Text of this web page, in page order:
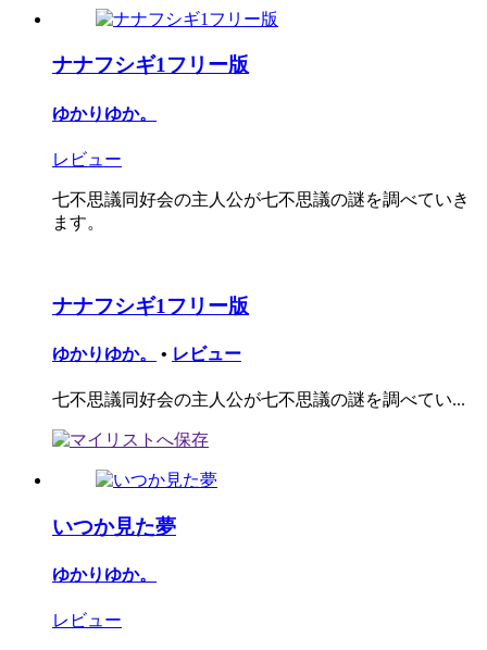
ナナフシギ1フリー版
ゆかりゆか。
レビュー
七不思議同好会の主人公が七不思議の謎を調べていき
ます。
ナナフシギ1フリー版
ゆかりゆか。 • レビュー
七不思議同好会の主人公が七不思議の謎を調べてい...
いつか見た夢
ゆかりゆか。
レビュー